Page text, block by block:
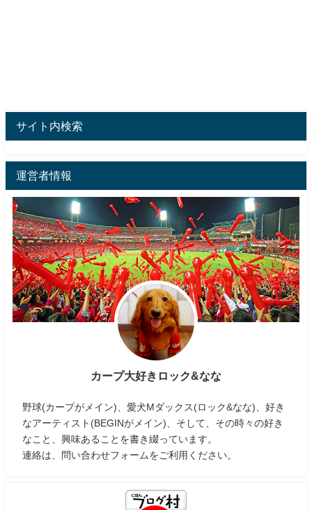
サイト内検索
運営者情報
カープ大好きロック&なな
野球(カープがメイン)、愛犬Mダックス(ロック&なな)、好き
なアーティスト(BEGINがメイン)、そして、その時々の好き
なこと、興味あることを書き綴っています。
連絡は、問い合わせフォームをご利用ください。